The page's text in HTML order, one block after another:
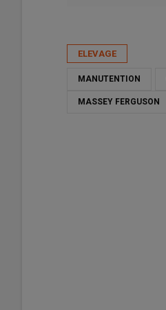
ELEVAGE
MANUTENTION
MASSEY FERGUSON